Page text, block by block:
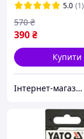
5.0 (1)
390₴
570 ₴
Купити
Інтернет-магазин CRELLO